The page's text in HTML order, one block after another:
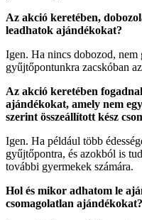
Az akció keretében,
leadhatok ajándékokat?
Igen. Ha nincs dobozod,
gyűjtőpontunkra zacskóban
Az akció keretében
ajándékokat, amely nem
szerint összeállított kész
Igen. Ha például több
gyűjtőpontra, és azokból is
további gyermekek számára.
Hol és mikor adhatom le
csomagolatlan ajándékokat?